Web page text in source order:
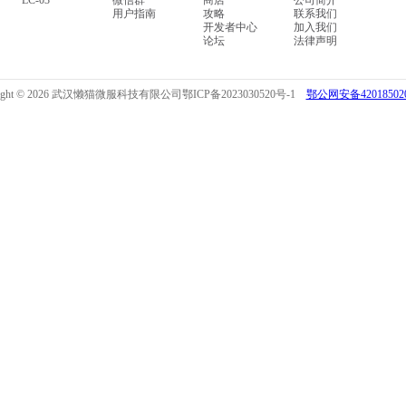
用户指南
攻略
开发者中心
论坛
联系我们
加入我们
法律声明
© 2026 武汉懒猫微服科技有限公司鄂ICP备2023030520号-1 鄂公网安备